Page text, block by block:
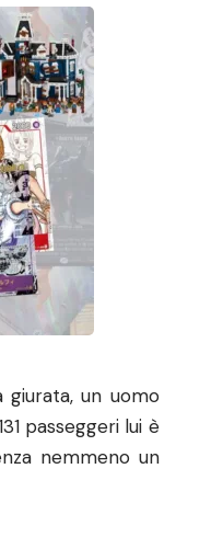
giurata, un uomo
passeggeri lui è
nemmeno un